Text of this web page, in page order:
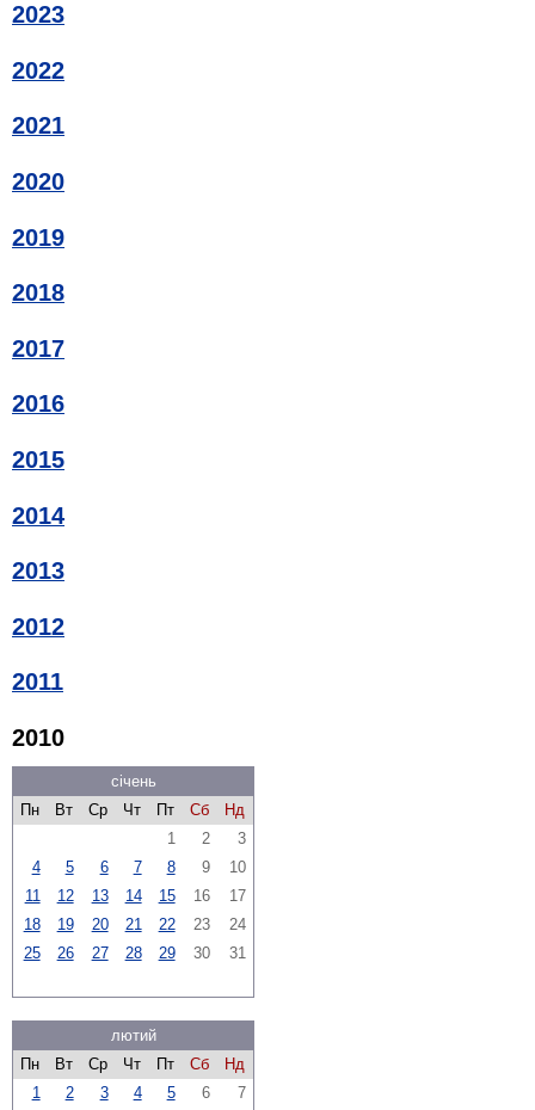
2023
2022
2021
2020
2019
2018
2017
2016
2015
2014
2013
2012
2011
2010
січень
Пн
Вт Ср Чт Пт Сб
Нд
1
2
3
4
5 6 7 8 9
10
11
12 13 14 15 16
17
18
19 20 21 22 23
24
25
26 27 28 29 30 31
лютий
Пн
Вт Ср Чт Пт Сб
Нд
1
2 3 4 5 6
7